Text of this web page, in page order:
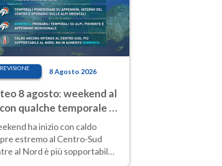
8 Agosto 2026
8 agosto: weekend al
qualche temporale e
estremo al Centro-Sud
ha inizio con caldo
estremo al Centro-Sud
al Nord è più sopportabile